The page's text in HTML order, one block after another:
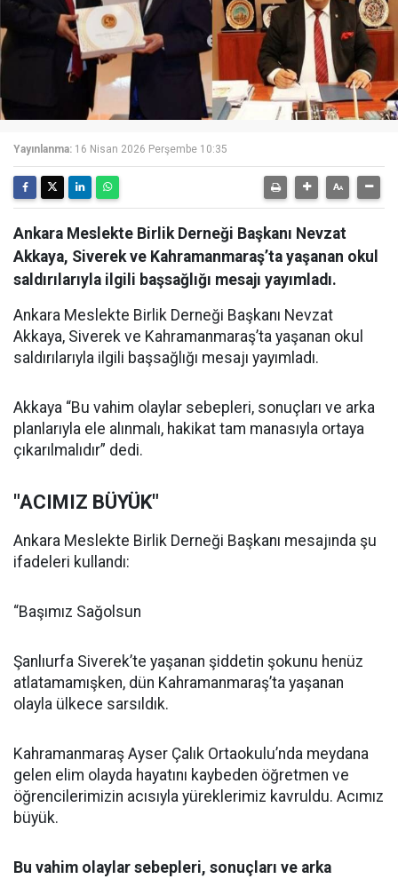
Yayınlanma: 16 Nisan 2026 Perşembe 10:35
Ankara Meslekte Birlik Derneği Başkanı Nevzat
Akkaya, Siverek ve Kahramanmaraş’ta yaşanan okul
saldırılarıyla ilgili başsağlığı mesajı yayımladı.
Ankara Meslekte Birlik Derneği Başkanı Nevzat
Akkaya, Siverek ve Kahramanmaraş’ta yaşanan okul
saldırılarıyla ilgili başsağlığı mesajı yayımladı.
Akkaya “Bu vahim olaylar sebepleri, sonuçları ve arka
planlarıyla ele alınmalı, hakikat tam manasıyla ortaya
çıkarılmalıdır” dedi.
"ACIMIZ BÜYÜK"
Ankara Meslekte Birlik Derneği Başkanı mesajında şu
ifadeleri kullandı:
“Başımız Sağolsun
Şanlıurfa Siverek’te yaşanan şiddetin şokunu henüz
atlatamamışken, dün Kahramanmaraş’ta yaşanan
olayla ülkece sarsıldık.
Kahramanmaraş Ayser Çalık Ortaokulu’nda meydana
gelen elim olayda hayatını kaybeden öğretmen ve
öğrencilerimizin acısıyla yüreklerimiz kavruldu. Acımız
büyük.
Bu vahim olaylar sebepleri, sonuçları ve arka